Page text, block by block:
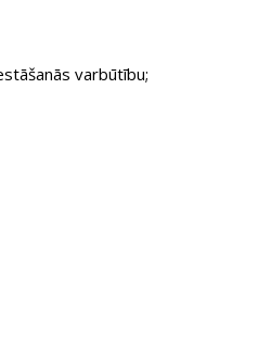
varbūtību;